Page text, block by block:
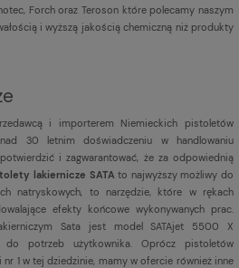
Forch oraz Teroson które polecamy naszym
i wyższą jakością chemiczną niż produkty
i importerem Niemieckich pistoletów
30 letnim doświadczeniu w handlowaniu
i zagwarantować, że za odpowiednią
lakiernicze SATA to najwyższy możliwy do
natryskowych, to narzędzie, które w rękach
efekty końcowe wykonywanych prac.
Sata jest model SATAjet 5500 X
do potrzeb użytkownika. Oprócz pistoletów
nr 1 w tej dziedzinie, mamy w ofercie również inne